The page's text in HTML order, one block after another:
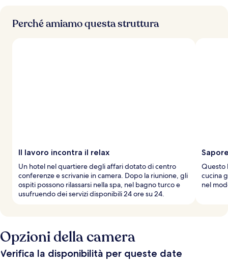
Perché amiamo questa struttura
Il lavoro incontra il relax
Un hotel nel quartiere degli affari dotato di centro
conferenze e scrivanie in camera. Dopo la riunione, gli
ospiti possono rilassarsi nella spa, nel bagno turco e
usufruendo dei servizi disponibili 24 ore su 24.
Questo
cucina
nel
Opzioni della camera
Verifica la disponibilità per queste date